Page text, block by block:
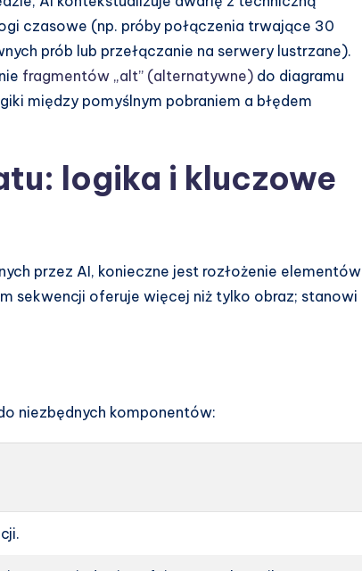
czasowe (np. próby połączenia trwające 30
prób lub przełączanie na serwery lustrzane).
fragmentów „alt” (alternatywne) do diagramu
między pomyślnym pobraniem a błędem
logika i kluczowe
przez AI, konieczne jest rozłożenie elementów
sekwencji oferuje więcej niż tylko obraz; stanowi
niezbędnych komponentów: